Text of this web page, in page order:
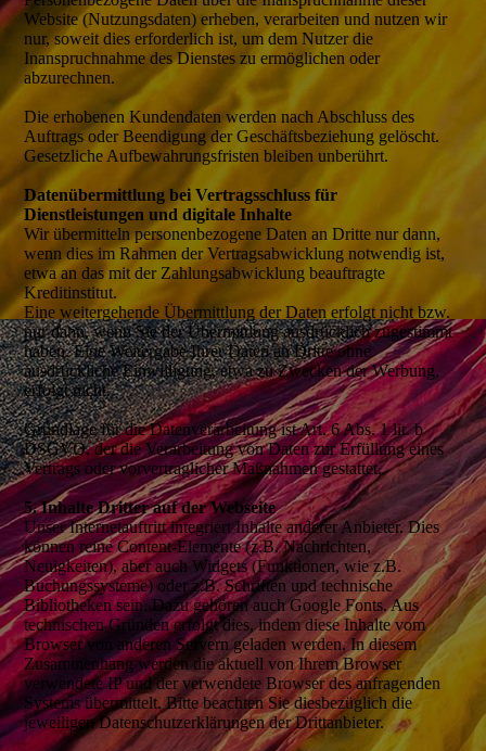
Website (Nutzungsdaten) erheben, verarbeiten und nutzen wir
nur, soweit dies erforderlich ist, um dem Nutzer die
Inanspruchnahme des Dienstes zu ermöglichen oder
abzurechnen.
Die erhobenen Kundendaten werden nach Abschluss des
Auftrags oder Beendigung der Geschäftsbeziehung gelöscht.
Gesetzliche Aufbewahrungsfristen bleiben unberührt.
Datenübermittlung bei Vertragsschluss für
Dienstleistungen und digitale Inhalte
Wir übermitteln personenbezogene Daten an Dritte nur dann,
wenn dies im Rahmen der Vertragsabwicklung notwendig ist,
etwa an das mit der Zahlungsabwicklung beauftragte
Kreditinstitut.
Eine weitergehende Übermittlung der Daten erfolgt nicht bzw.
nur dann, wenn Sie der Übermittlung ausdrücklich zugestimmt
haben. Eine Weitergabe Ihrer Daten an Dritte ohne
ausdrückliche Einwilligung, etwa zu Zwecken der Werbung,
erfolgt nicht.
Grundlage für die Datenverarbeitung ist Art. 6 Abs. 1 lit. b
DSGVO, der die Verarbeitung von Daten zur Erfüllung eines
Vertrags oder vorvertraglicher Maßnahmen gestattet.
5. Inhalte Dritter auf der Webseite
Unser Internetauftritt integriert Inhalte anderer Anbieter. Dies
können reine Content-Elemente (z.B. Nachrichten,
Neuigkeiten), aber auch Widgets (Funktionen, wie z.B.
Buchungssysteme) oder z.B. Schriften und technische
Bibliotheken sein. Dazu gehören auch Google Fonts. Aus
technischen Gründen erfolgt dies, indem diese Inhalte vom
Browser von anderen Servern geladen werden. In diesem
Zusammenhang werden die aktuell von Ihrem Browser
verwendete IP und der verwendete Browser des anfragenden
Systems übermittelt. Bitte beachten Sie diesbezüglich die
jeweiligen Datenschutzerklärungen der Drittanbieter.